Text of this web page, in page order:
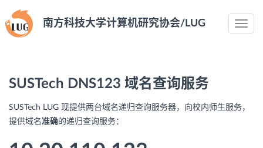
Toggle
南方科技大学计算机研究协会/LUG
SUSTech DNS123 域名查询服务
SUSTech LUG 现提供两台域名递归查询服务器，向校内师生服务，
提供域名 准确的递归查询服务：